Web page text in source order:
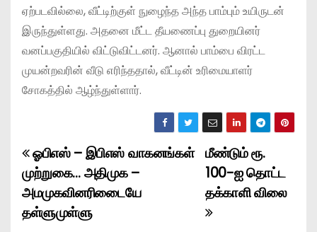
ஏற்படவில்லை, வீட்டிற்குள் நுழைந்த அந்த பாம்பும் உயிருடன்
இருந்துள்ளது. அதனை மீட்ட தீயணைப்பு துறையினர்
வனப்பகுதியில் விட்டுவிட்டனர். ஆனால் பாம்பை விரட்ட
முயன்றவரின் வீடு எரிந்ததால், வீட்டின் உரிமையாளர்
சோகத்தில் ஆழ்ந்துள்ளார்.
P
o
s
மீண்டும் ரூ.
100-ஐ தொட்ட
தக்காளி விலை
ஓபிஎஸ் – இபிஎஸ் வாகனங்கள்
முற்றுகை… அதிமுக –
அமமுகவினரிடைையே
தள்ளுமுள்ளு